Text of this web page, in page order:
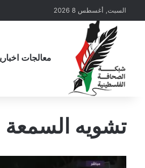
السبت, أغسطس 8 2026
معالجات
تشويه السمعة